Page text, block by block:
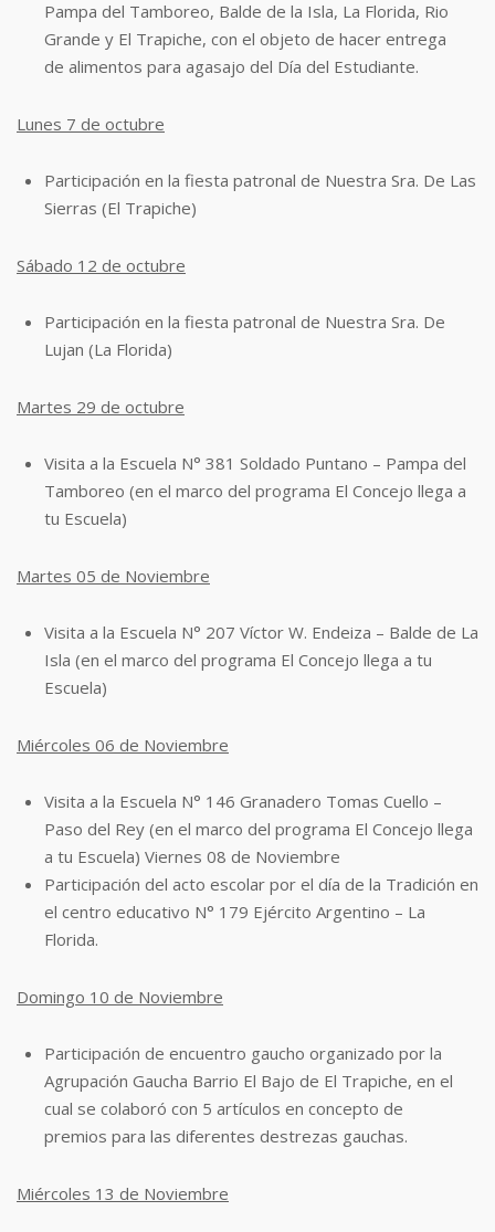
Pampa del Tamboreo, Balde de la Isla, La Florida, Rio
Grande y El Trapiche, con el objeto de hacer entrega
de alimentos para agasajo del Día del Estudiante.
Lunes 7 de octubre
Participación en la fiesta patronal de Nuestra Sra. De Las
Sierras (El Trapiche)
Sábado 12 de octubre
Participación en la fiesta patronal de Nuestra Sra. De
Lujan (La Florida)
Martes 29 de octubre
Visita a la Escuela N° 381 Soldado Puntano – Pampa del
Tamboreo (en el marco del programa El Concejo llega a
tu Escuela)
Martes 05 de Noviembre
Visita a la Escuela N° 207 Víctor W. Endeiza – Balde de La
Isla (en el marco del programa El Concejo llega a tu
Escuela)
Miércoles 06 de Noviembre
Visita a la Escuela N° 146 Granadero Tomas Cuello –
Paso del Rey (en el marco del programa El Concejo llega
a tu Escuela) Viernes 08 de Noviembre
Participación del acto escolar por el día de la Tradición en
el centro educativo N° 179 Ejército Argentino – La
Florida.
Domingo 10 de Noviembre
Participación de encuentro gaucho organizado por la
Agrupación Gaucha Barrio El Bajo de El Trapiche, en el
cual se colaboró con 5 artículos en concepto de
premios para las diferentes destrezas gauchas.
Miércoles 13 de Noviembre